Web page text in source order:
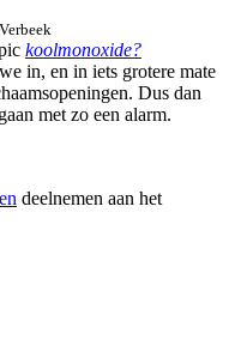
koolmonoxide?
in, en in iets grotere mate
Dus dan
met zo een alarm.
deelnemen aan het